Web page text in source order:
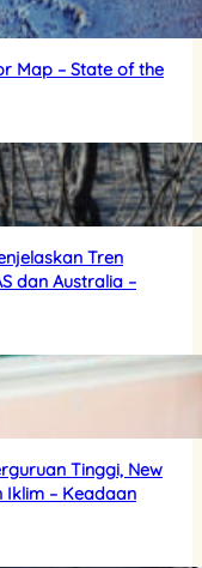
Map – State of the
Tren
dan Australia –
Tinggi, New
Iklim – Keadaan